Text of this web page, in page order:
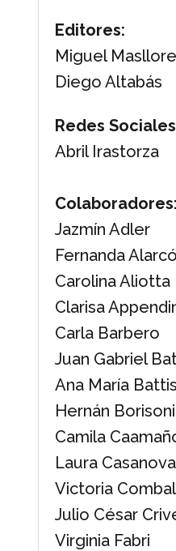
Editores:
Miguel
Diego Altabás
Redes
Abril Irastorza
Colaboradores:
Jazmín Adler
Fernanda
Carolina Aliotta
Clarisa
Carla Barbero
Juan Gabriel
Ana María
Hernán
Camila
Laura
Victoria
Julio César
Virginia Fabri